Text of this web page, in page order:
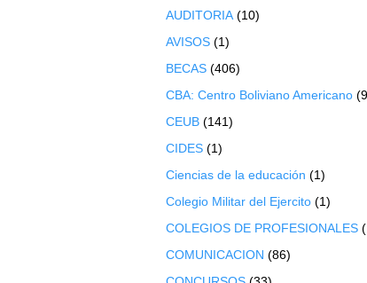
AUDITORIA (10)
AVISOS (1)
BECAS (406)
CBA: Centro Boliviano Americano
CEUB (141)
CIDES (1)
Ciencias de la educación (1)
Colegio Militar del Ejercito (1)
COLEGIOS DE PROFESIONALES
COMUNICACION (86)